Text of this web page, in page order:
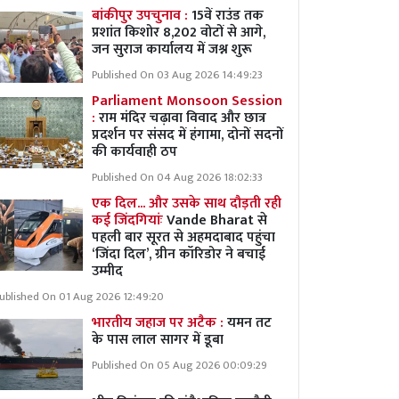
बांकीपुर उपचुनाव :15वें राउंड तक
प्रशांत किशोर 8,202 वोटों से आगे,
जन सुराज कार्यालय में जश्न शुरू
Published On 03 Aug 2026 14:49:23
Parliament Monsoon Session
:राम मंदिर चढ़ावा विवाद और छात्र
प्रदर्शन पर संसद में हंगामा, दोनों सदनों
की कार्यवाही ठप
Published On 04 Aug 2026 18:02:33
एक दिल... और उसके साथ दौड़ती रही
कई जिंदगियांःVande Bharat से
पहली बार सूरत से अहमदाबाद पहुंचा
‘जिंदा दिल’, ग्रीन कॉरिडोर ने बचाई
उम्मीद
On 01 Aug 2026 12:49:20
भारतीय जहाज पर अटैक :यमन तट
के पास लाल सागर में डूबा
Published On 05 Aug 2026 00:09:29